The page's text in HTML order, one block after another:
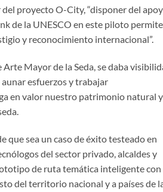
proyecto O-City, “disponer del
de la UNESCO en este piloto permite
y reconocimiento internacional”.
Mayor de la Seda, se daba
esfuerzos y trabajar
en valor nuestro patrimonio natural y
que sea un caso de éxito testeado en
del sector privado, alcaldes y
de ruta temática inteligente con
del territorio nacional y a países de